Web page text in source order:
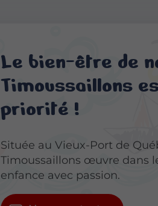
Le bien-être de
Timoussaillons
priorité !
Située au Vieux-Port de
Timoussaillons œuvre dans
enfance avec passion.